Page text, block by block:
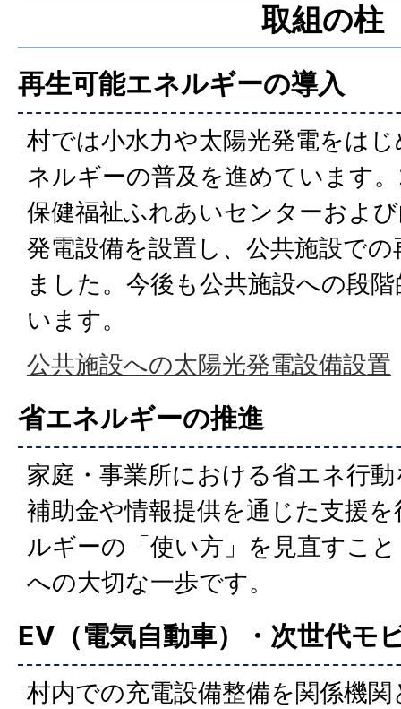
取組の柱
再生可能エネルギーの導入
村では小水力や太陽光発電をは
ネルギーの普及を進めています
保健福祉ふれあいセンターおよ
発電設備を設置し、公共施設で
ました。今後も公共施設への段
います。
公共施設への太陽光発電設備設置
省エネルギーの推進
家庭・事業所における省エネ行
補助金や情報提供を通じた支援
ルギーの「使い方」を見直すこ
への大切な一歩です。
EV （電気自動車）・次世代モ
村内での充電設備整備を関係機